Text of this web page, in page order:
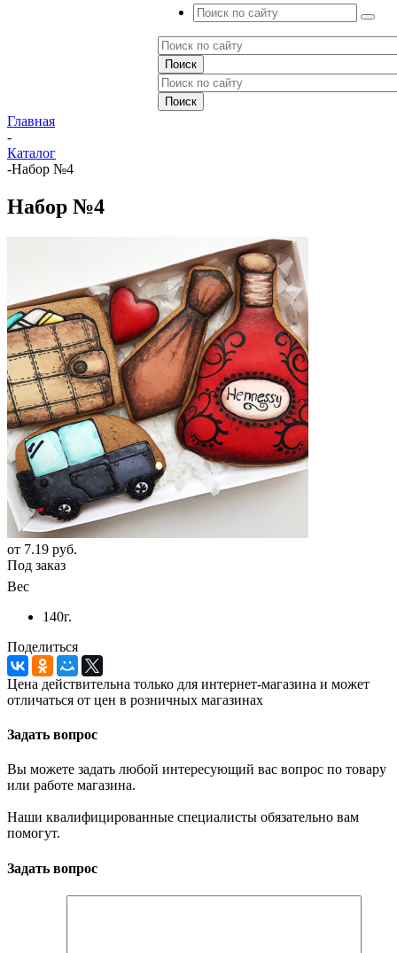
Главная
-
Каталог
-Набор №4
Набор №4
от 7.19 руб.
Под заказ
Вес
140г.
Поделиться
Цена действительна только для интернет-магазина и может
отличаться от цен в розничных магазинах
Задать вопрос
Вы можете задать любой интересующий вас вопрос по товару
или работе магазина.
Наши квалифицированные специалисты обязательно вам
помогут.
Задать вопрос